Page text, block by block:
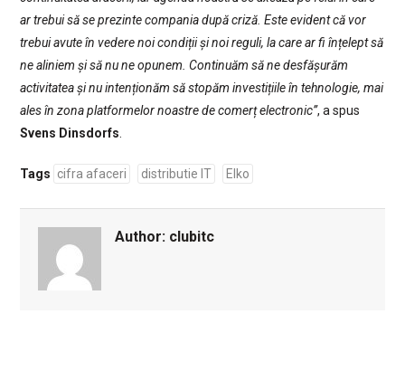
ar trebui să se prezinte compania după criză. Este evident că vor
trebui avute în vedere noi condiții și noi reguli, la care ar fi înțelept să
ne aliniem și să nu ne opunem. Continuăm să ne desfășurăm
activitatea și nu intenționăm să stopăm investițiile în tehnologie, mai
ales în zona platformelor noastre de comerț electronic”, a spus
Svens Dinsdorfs
Tags cifra afaceri distributie IT Elko
Author: clubitc